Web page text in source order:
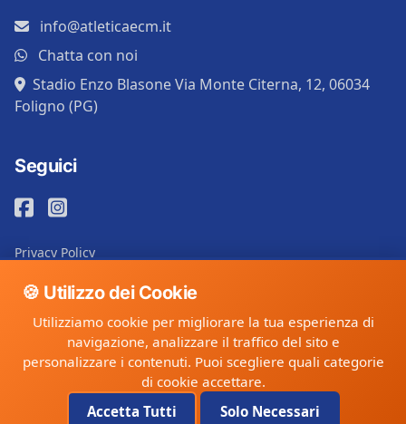
info@atleticaecm.it
Chatta con noi
Stadio Enzo Blasone Via Monte Citerna, 12, 06034
Foligno (PG)
Seguici
Privacy Policy
©cluBase. Tutti i diritti riservati.
Compliant
SSL
Secured
Powered by
cluBase.it
🍪 Utilizzo dei Cookie
Utilizziamo cookie per migliorare la tua esperienza di
navigazione, analizzare il traffico del sito e
personalizzare i contenuti. Puoi scegliere quali categorie
di cookie accettare.
Accetta Tutti
Solo Necessari